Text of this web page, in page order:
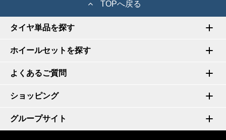
TOPへ戻る
タイヤ単品を探す
ホイールセットを探す
よくあるご質問
ショッピング
グループサイト